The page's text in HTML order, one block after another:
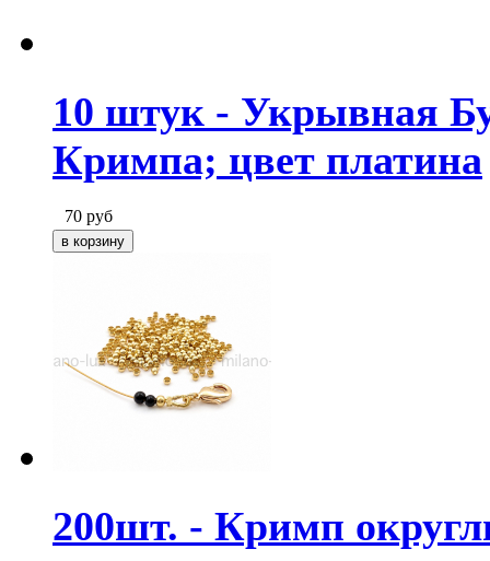
10 штук - Укрывная
Кримпа; цвет платина
70 руб
200шт. - Кримп